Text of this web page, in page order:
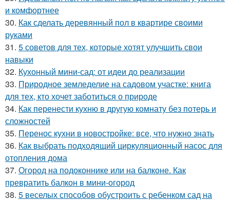
и комфортнее
30. Как сделать деревянный пол в квартире своими
руками
31. 5 советов для тех, которые хотят улучшить свои
навыки
32. Кухонный мини-сад: от идеи до реализации
33. Природное земледелие на садовом участке: книга
для тех, кто хочет заботиться о природе
34. Как перенести кухню в другую комнату без потерь и
сложностей
35. Перенос кухни в новостройке: все, что нужно знать
36. Как выбрать подходящий циркуляционный насос для
отопления дома
37. Огород на подоконнике или на балконе. Как
превратить балкон в мини-огород
38. 5 веселых способов обустроить с ребенком сад на